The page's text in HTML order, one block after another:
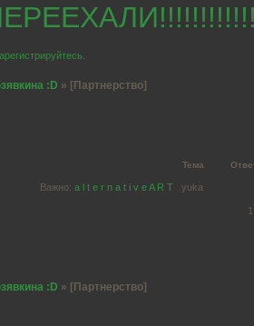
:D » [Партнерство]
Тема
Важно: a l t e r n a t i v e A R T .yuka
1
:D » [Партнерство]